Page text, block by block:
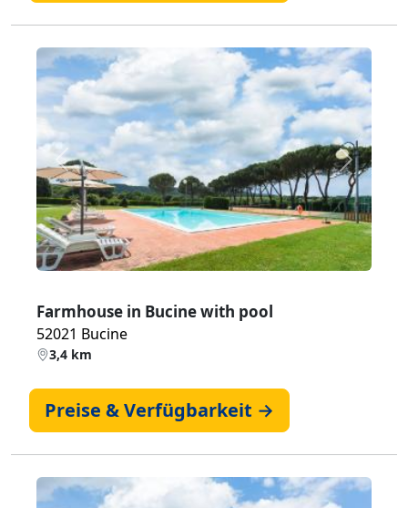
Zurück Weiter
Farmhouse in Bucine with pool
52021 Bucine
3,4 km
Preise & Verfügbarkeit →